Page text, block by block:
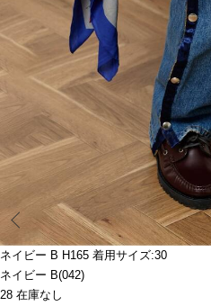
ネイビー B H165 着用サイズ:30
ネイビー B(042)
28 在庫なし
Prev